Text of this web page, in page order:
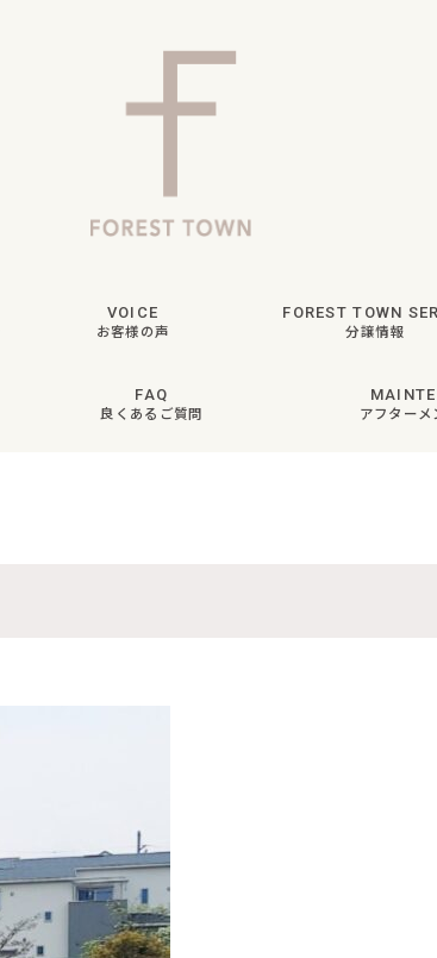
VOICE
お客様の声
FOREST TOWN
分譲情報
FAQ
良くあるご質問 アフター